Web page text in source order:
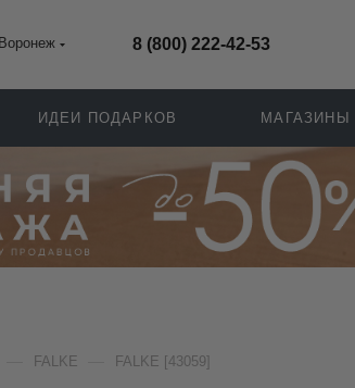
Воронеж 8 (800) 222-42-53
ИДЕИ ПОДАРКОВ МАГАЗИНЫ
FALKE FALKE [43059]